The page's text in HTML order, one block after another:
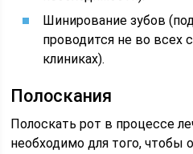
Шинирование зубов
проводится не во всех
клиниках).
Полоскания
Полоскать рот в процессе
необходимо для того, чтобы